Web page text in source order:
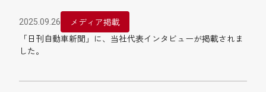
2025.09.26
メディア掲載
「日刊自動車新聞」に、当社代表インタビューが掲載されま
した。